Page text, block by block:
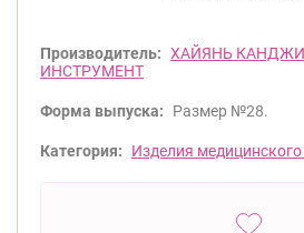
Производитель: ХАЙЯНЬ
ИНСТРУМЕНТ
Форма выпуска: Размер №28.
Категория: Изделия